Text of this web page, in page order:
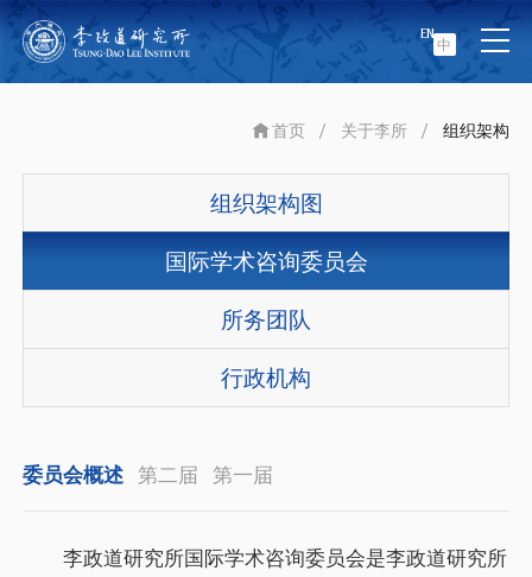
中
EN
首页 / 关于李所 / 组织架构
组织架构图
国际学术咨询委员会
所务团队
行政机构
委员会概述 第二届 第一届
李政道研究所国际学术咨询委员会是李政道研究所